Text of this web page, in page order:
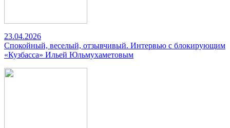
23.04.2026
Спокойный, веселый, отзывчивый. Интервью с блокирующим
«Кузбасса» Ильей Юльмухаметовым